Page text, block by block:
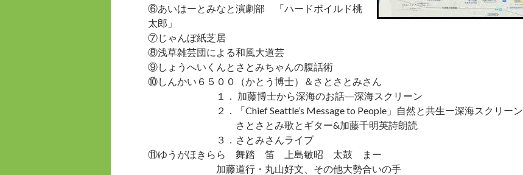
⑥あいはーとみなと演劇部 「ハードボイルド桃
太郎」
⑦じゃんぼ紙芝居
⑧浅草雑芸団による和風大道芸
⑨しょうへいくんとさとみちゃんの腹話術
⑩しんかい６５００（かとう博士）＆さとさとみさん
１． 加藤博士から深海のお話―深海スクリーン
２．「Chief Seattle’s Message to People」自然と共生ー深海スクリーン
さとさとみ歌とギター&加藤千明英詩朗読
３．さとみさんライブ
⑪ゆうがほきらら 舞踏 笛 上島敏昭 太鼓 まー
加藤道行・丸山好文、その他大勢合いの手